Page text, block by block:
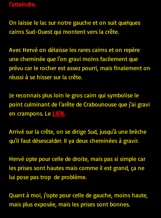
l'atteindre.
On laisse le lac sur notre gauche et on suit quelques
cairns Sud-Ouest qui montent vers la crête.
Avec Hervé on délaisse les rares cairns et on repère
une cheminée que l'on gravi moins facilement que
prévu car le rocher est assez pourri, mais finalement on
réussi à se hisser sur la crête.
Je reconnais plus loin le gros cairn qui symbolise le
point culminant de l'arête de Crabounouse que j'ai gravi
en crampons. Le LIEN.
Arrivé sur la crête, on se dirige Sud, jusqu'à une brèche
qu'il faut désescalder. Il ya deux cheminées à gravir.
Hervé opte pour celle de droite, mais pas si simple car
les prises sont hautes mais comme il est grand, ça ne
lui pose pas trop  de problème.
Quant à moi, j'opte pour celle de gauche, moins haute,
mais plus exposée, mais les prises sont bonnes.